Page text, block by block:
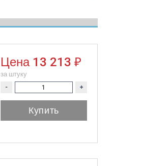
Цена 13 213 ₽
за штуку
- +
Купить